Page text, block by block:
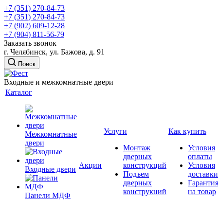
+7 (351) 270-84-73
+7 (351) 270-84-73
+7 (902) 609-12-28
+7 (904) 811-56-79
Заказать звонок
г. Челябинск, ул. Бажова, д. 91
Поиск
Входные и межкомнатные двери
Каталог
Межкомнатные
двери
Входные двери
Панели МДФ
Акции
Услуги
Монтаж
дверных
конструкций
Подъем
дверных
конструкций
Как купить
Условия
оплаты
Условия
доставки
Гарантия
на товар